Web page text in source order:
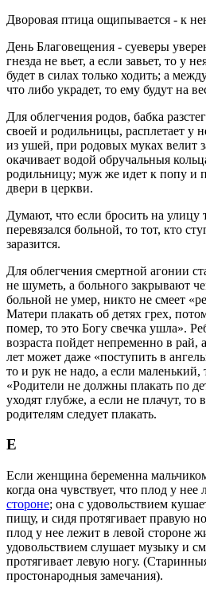
Дворовая птица ощипывается - к
День Благовещения - суеверы
гнезда не вьет, а если завьет, то у
будет в силах только ходить; а
что либо украдет, то ему будут на
Для облегчения родов, бабка
своей и родильницы, расплетает у
из ушей, при родовых муках велит
окачивает водой обручальныя
родильницу; муж же идет к попу и
двери в церкви.
Думают, что если бросить на улицу
перевязался больной, то тот, кто
заразится.
Для облегчения смертной агонии
не шуметь, а больного закрывают
больной не умер, никто не смеет
Матери плакать об детях грех,
помер, то это Богу свечка ушла».
возраста пойдет непременно в рай,
лет может даже «поступить в
то и рук не надо, а если маленький,
«Родители не должны плакать по
уходят глубже, а если не плачут, то
родителям следует плакать.
Е
Если женщина беременна
когда она чувствует, что плод у
стороне; она с удовольствием
пищу, и сидя протягивает правую
плод у нее лежит в левой стороне
удовольствием слушает музыку и
протягивает левую ногу.
простонародныя замечания).